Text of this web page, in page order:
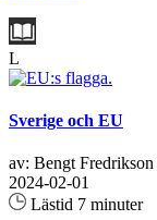
L
Sverige och EU
av: Bengt Fredrikson
2024-02-01
Lästid 7 minuter